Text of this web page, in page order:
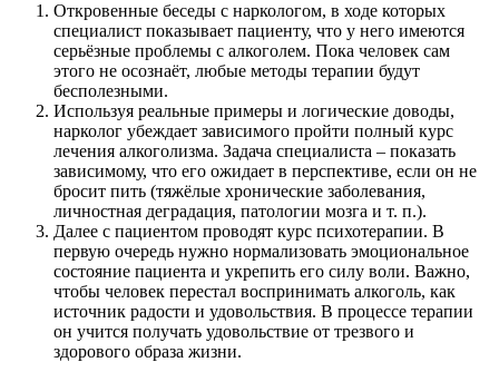
Откровенные беседы с наркологом, в ходе которых
специалист показывает пациенту, что у него имеются
серьёзные проблемы с алкоголем. Пока человек сам
этого не осознаёт, любые методы терапии будут
бесполезными.
Используя реальные примеры и логические доводы,
нарколог убеждает зависимого пройти полный курс
лечения алкоголизма. Задача специалиста – показать
зависимому, что его ожидает в перспективе, если он не
бросит пить (тяжёлые хронические заболевания,
личностная деградация, патологии мозга и т. п.).
Далее с пациентом проводят курс психотерапии. В
первую очередь нужно нормализовать эмоциональное
состояние пациента и укрепить его силу воли. Важно,
чтобы человек перестал воспринимать алкоголь, как
источник радости и удовольствия. В процессе терапии
он учится получать удовольствие от трезвого и
здорового образа жизни.